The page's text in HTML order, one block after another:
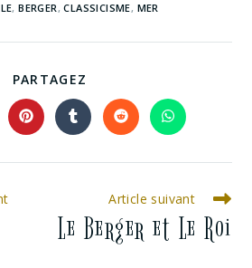
, BERGER, CLASSICISME, MER
PARTAGEZ
Article suivant
Le Berger et Le Roi